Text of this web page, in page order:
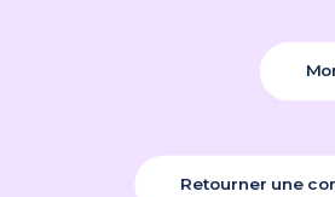
Retourner une